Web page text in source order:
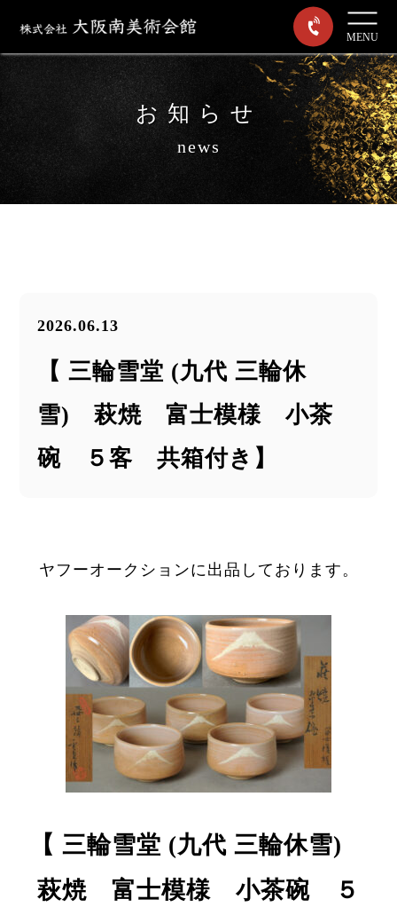
MENU
お知らせ
news
2026.06.13
【 三輪雪堂 (九代 三輪休
雪) 萩焼 富士模様 小茶
碗 ５客 共箱付き】
ヤフーオークションに出品しております。
【 三輪雪堂 (九代 三輪休雪)
萩焼 富士模様 小茶碗 ５